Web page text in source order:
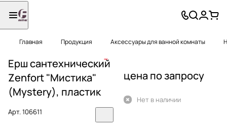
Главная Продукция Аксессуары для ванной комнаты
Ерш сантехнический
Zenfort "Мистика"
(Mystery), пластик
Арт.106611
цена по запросу
Нет в наличии